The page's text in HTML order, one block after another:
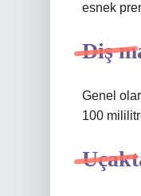
esnek
Diş
Genel
100